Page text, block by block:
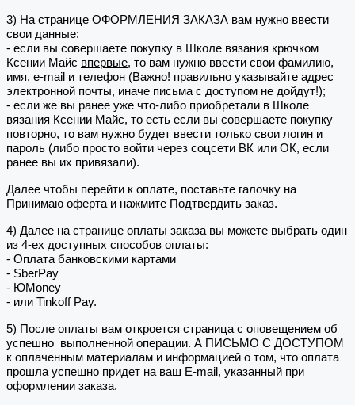
3) На странице ОФОРМЛЕНИЯ ЗАКАЗА вам нужно ввести
свои данные:
- если вы совершаете покупку в Школе вязания крючком
Ксении Майс впервые, то вам нужно ввести свои фамилию,
имя, e-mail и телефон (Важно! правильно указывайте адрес
электронной почты, иначе письма с доступом не дойдут!);
- если же вы ранее уже что-либо приобретали в Школе
вязания Ксении Майс, то есть если вы совершаете покупку
повторно, то вам нужно будет ввести только свои логин и
пароль (либо просто войти через соцсети ВК или ОК, если
ранее вы их привязали).
Далее чтобы перейти к оплате, поставьте галочку на
Принимаю оферта и нажмите Подтвердить заказ.
4) Далее на странице оплаты заказа вы можете выбрать один
из 4-ех доступных способов оплаты:
- Оплата банковскими картами
- SberPay
- ЮMoney
- или Tinkoff Pay.
5) После оплаты вам откроется страница с оповещением об
успешно выполненной операции. А ПИСЬМО С ДОСТУПОМ
к оплаченным материалам и информацией о том, что оплата
прошла успешно придет на ваш E-mail, указанный при
оформлении заказа.